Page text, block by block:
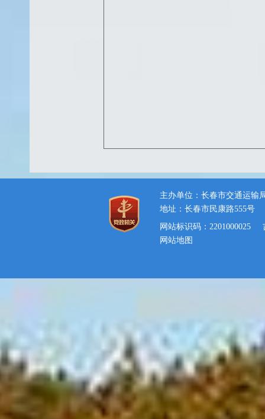
主办单位：长春市交通运输
地址：长春市民康路555号
网站标识码：2201000025
网站地图